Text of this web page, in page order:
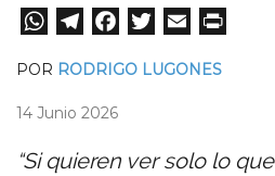
W
A
pp
Te
a
m
Fa
POR RODRIGO LUGONES
14 Junio 2026
“Si quieren ver solo lo